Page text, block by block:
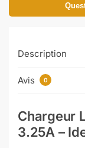
Description
Avis 0
Chargeur
3.25A –